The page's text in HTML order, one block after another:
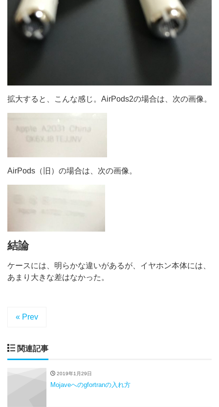
拡大すると、こんな感じ。AirPods2の場合は、次の画像。
AirPods（旧）の場合は、次の画像。
結論
ケースには、明らかな違いがあるが、イヤホン本体には、
あまり大きな差はなかった。
« Prev
関連記事
2019年1月29日
Mojaveへのgfortranの入れ方